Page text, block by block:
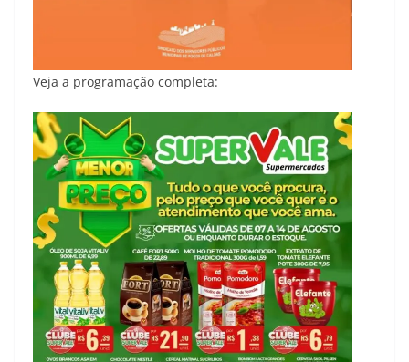
Veja a programação completa: